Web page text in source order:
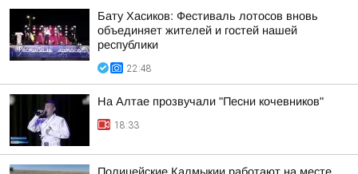
Бату Хасиков: Фестиваль лотосов вновь
объединяет жителей и гостей нашей
республики
22:48
На Алтае прозвучали "Песни кочевников"
18:33